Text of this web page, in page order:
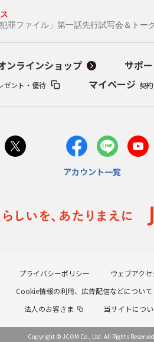
罪ファイル」第一話先行試写会＆トー
ンラインショップ サポ
ゼント・優待 マイページ 契
アカウント一覧
プライバシーポリシー ウェブアク
Cookie情報の利用、広告配信などについて
法人のお客さま
当サイトにつ
Copyright © JCOM Co., Ltd. All Rights